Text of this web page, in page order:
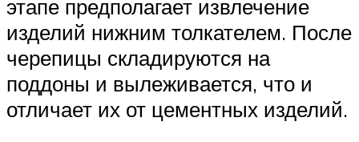
этапе предполагает извлечение
изделий нижним толкателем. После
черепицы складируются на
поддоны и вылеживается, что и
отличает их от цементных изделий.